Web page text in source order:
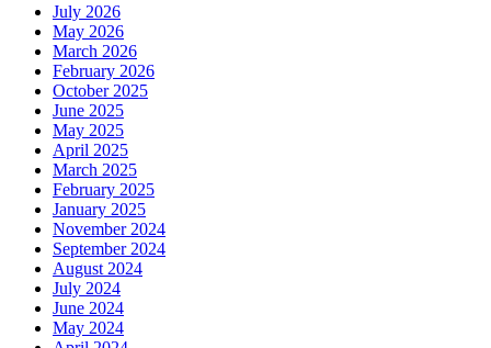
July 2026
May 2026
March 2026
February 2026
October 2025
June 2025
May 2025
April 2025
March 2025
February 2025
January 2025
November 2024
September 2024
August 2024
July 2024
June 2024
May 2024